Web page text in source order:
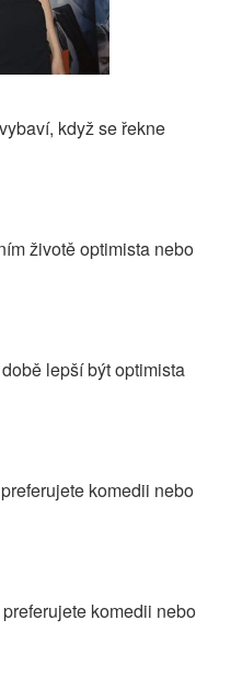
když se řekne
životě optimista nebo
lepší být optimista
komedii nebo
komedii nebo